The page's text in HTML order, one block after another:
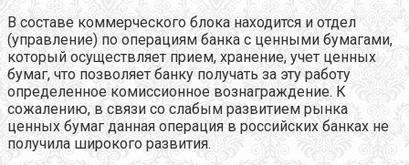
В составе коммерческого блока находится и отдел
(управление) по операциям банка с ценными бумагами,
который осуществляет прием, хранение, учет ценных
бумаг, что позволяет банку получать за эту работу
определенное комиссионное вознаграждение. К
сожалению, в связи со слабым развитием рынка
ценных бумаг данная операция в российских банках не
получила широкого развития.